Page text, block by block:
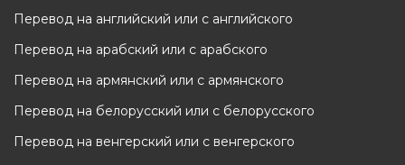
Перевод на английский или с английского
Перевод на арабский или с арабского
Перевод на армянский или с армянского
Перевод на белорусский или с белорусского
Перевод на венгерский или с венгерского